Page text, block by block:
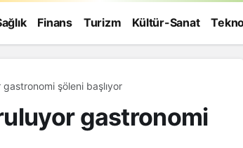
Finans Turizm Kültür-Sanat
şöleni başlıyor
gastronomi